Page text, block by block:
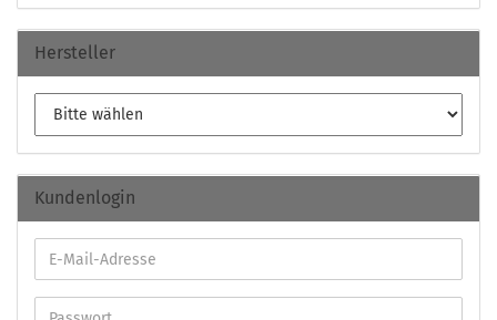
Hersteller
Kundenlogin